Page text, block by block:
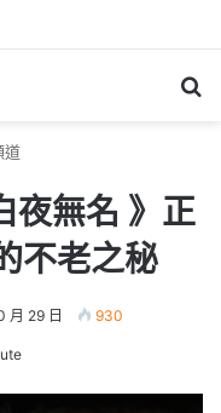
經將是事件的起源！？
道
夜無名 》正
不老之秘
月 29 日 930